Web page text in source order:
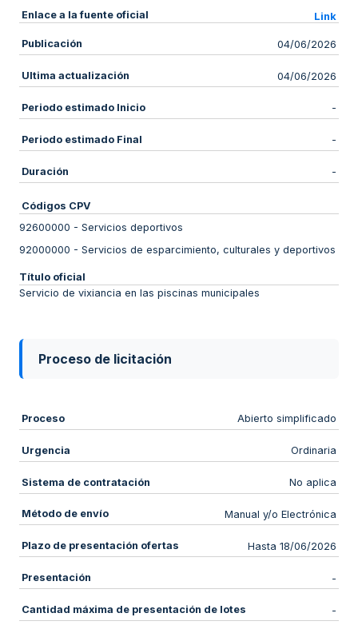
Enlace a la fuente oficial Link
Publicación 04/06/2026
Ultima actualización 04/06/2026
Periodo estimado Inicio -
Periodo estimado Final -
Duración -
Códigos CPV
92600000 - Servicios deportivos
92000000 - Servicios de esparcimiento, culturales y deportivos
Título oficial
Servicio de vixiancia en las piscinas municipales
Proceso de licitación
Proceso Abierto simplificado
Urgencia Ordinaria
Sistema de contratación No aplica
Método de envío Manual y/o Electrónica
Plazo de presentación ofertas Hasta 18/06/2026
Presentación -
Cantidad máxima de presentación de lotes -